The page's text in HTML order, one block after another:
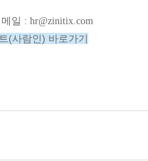
일 : hr@zinitix.com
(사람인) 바로가기